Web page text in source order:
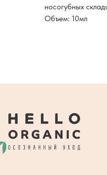
носогубных
Объем: 10мл